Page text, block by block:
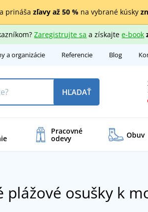
prináša zľavy až 50 %na vybrané kúsky
Zaregistrujte sa a získajtee-book
a organizácie Referencie Blog
HĽADAŤ
Pracovné
odevy Obuv
plážové osušky k